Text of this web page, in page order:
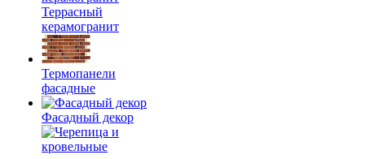
Террасный
керамогранит
Термопанели
фасадные
Фасадный декор